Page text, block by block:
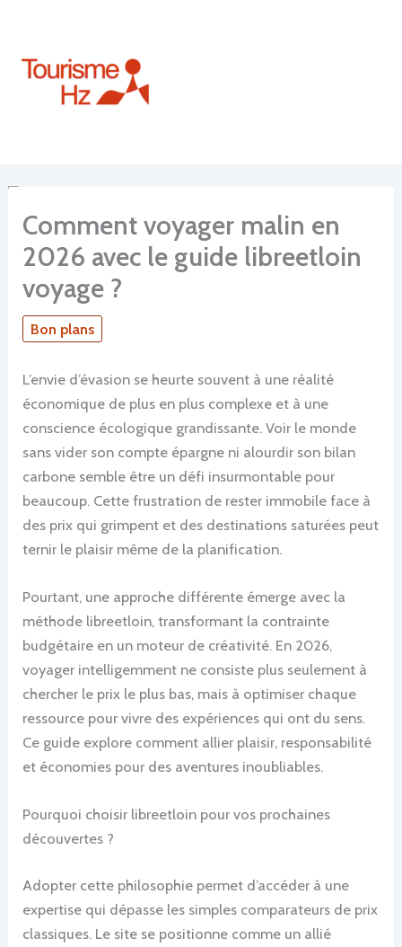
contenu
Comment voyager malin en
2026 avec le guide libreetloin
voyage ?
Bon plans
L’envie d’évasion se heurte souvent à une réalité
économique de plus en plus complexe et à une
conscience écologique grandissante. Voir le monde
sans vider son compte épargne ni alourdir son bilan
carbone semble être un défi insurmontable pour
beaucoup. Cette frustration de rester immobile face à
des prix qui grimpent et des destinations saturées peut
ternir le plaisir même de la planification.
Pourtant, une approche différente émerge avec la
méthode libreetloin, transformant la contrainte
budgétaire en un moteur de créativité. En 2026,
voyager intelligemment ne consiste plus seulement à
chercher le prix le plus bas, mais à optimiser chaque
ressource pour vivre des expériences qui ont du sens.
Ce guide explore comment allier plaisir, responsabilité
et économies pour des aventures inoubliables.
Pourquoi choisir libreetloin pour vos prochaines
découvertes ?
Adopter cette philosophie permet d’accéder à une
expertise qui dépasse les simples comparateurs de prix
classiques. Le site se positionne comme un allié